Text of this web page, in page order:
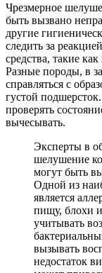
Чрезмерное
быть вызвано
другие
следить за
средства, такие
Разные породы, в
справляться с
густой
проверять
вычесывать.
Эксперты в
шелушение
могут быть
Одной из
является
пищу, блохи
учитывать
вызывать
недостаток